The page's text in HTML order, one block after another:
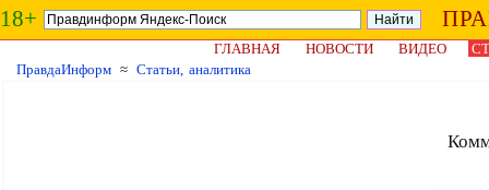
18+
ГЛАВНАЯ НОВОСТИ ВИДЕО
ПравдаИнформ ≈ Статьи, аналитика